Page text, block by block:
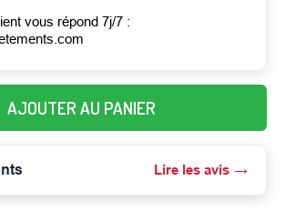
vous répond 7j/7 :
AJOUTER AU PANIER
Lire les avis